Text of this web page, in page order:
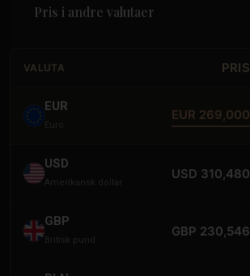
Pris i andre valutaer
VALUTA PRIS
EUR
Euro
EUR 269,000
USD
Amerikansk dollar
USD 310,480
GBP
Britisk pund
GBP 230,546